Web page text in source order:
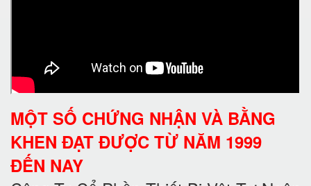
MỘT SỐ CHỨNG NHẬN VÀ BẰNG
KHEN ĐẠT ĐƯỢC TỪ NĂM 1999
ĐẾN NAY